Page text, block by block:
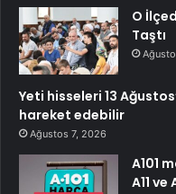
O
Taştı
Yeti hisseleri 13
hareket edebilir
Ağustos 7, 2026
A101
A11 ve